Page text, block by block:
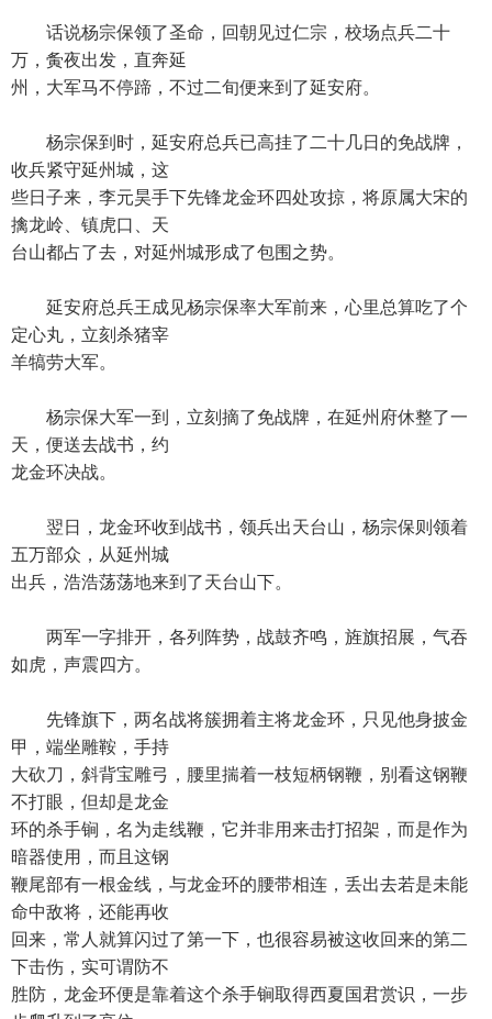
话说杨宗保领了圣命，回朝见过仁宗，校场点兵二十
万，夤夜出发，直奔延
州，大军马不停蹄，不过二旬便来到了延安府。
杨宗保到时，延安府总兵已高挂了二十几日的免战牌，
收兵紧守延州城，这
些日子来，李元昊手下先锋龙金环四处攻掠，将原属大宋的
擒龙岭、镇虎口、天
台山都占了去，对延州城形成了包围之势。
延安府总兵王成见杨宗保率大军前来，心里总算吃了个
定心丸，立刻杀猪宰
羊犒劳大军。
杨宗保大军一到，立刻摘了免战牌，在延州府休整了一
天，便送去战书，约
龙金环决战。
翌日，龙金环收到战书，领兵出天台山，杨宗保则领着
五万部众，从延州城
出兵，浩浩荡荡地来到了天台山下。
两军一字排开，各列阵势，战鼓齐鸣，旌旗招展，气吞
如虎，声震四方。
先锋旗下，两名战将簇拥着主将龙金环，只见他身披金
甲，端坐雕鞍，手持
大砍刀，斜背宝雕弓，腰里揣着一枝短柄钢鞭，别看这钢鞭
不打眼，但却是龙金
环的杀手锏，名为走线鞭，它并非用来击打招架，而是作为
暗器使用，而且这钢
鞭尾部有一根金线，与龙金环的腰带相连，丢出去若是未能
命中敌将，还能再收
回来，常人就算闪过了第一下，也很容易被这收回来的第二
下击伤，实可谓防不
胜防，龙金环便是靠着这个杀手锏取得西夏国君赏识，一步